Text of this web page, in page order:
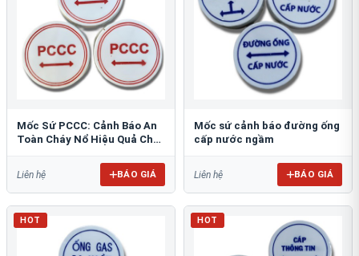
Mốc Sứ PCCC: Cảnh Báo An
Toàn Cháy Nổ Hiệu Quả Cho
Liên hệ BÁO GIÁ
Mốc sứ cảnh báo đường ống
cấp nước ngầm
Liên hệ BÁO GIÁ
HOT HOT